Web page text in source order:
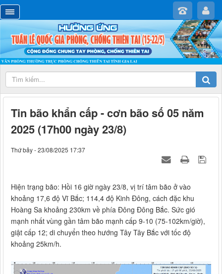
Tin bão khẩn cấp - cơn bão số 05 năm
2025 (17h00 ngày 23/8)
Thứ bảy - 23/08/2025 17:37
Hiện trạng bão: Hồi 16 giờ ngày 23/8, vị trí tâm bão ở vào
khoảng 17,6 độ Vĩ Bắc; 114,4 độ Kinh Đông, cách đặc khu
Hoàng Sa khoảng 230km về phía Đông Đông Bắc. Sức gió
mạnh nhất vùng gần tâm bão mạnh cấp 9-10 (75-102km/giờ),
giật cấp 12; di chuyển theo hướng Tây Tây Bắc với tốc độ
khoảng 25km/h.